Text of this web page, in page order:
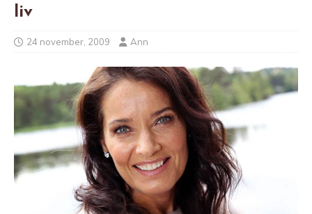
liv
24 november, 2009 Ann